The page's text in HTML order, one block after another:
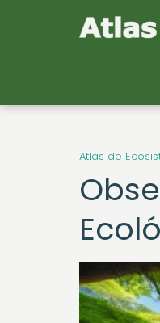
Atlas de